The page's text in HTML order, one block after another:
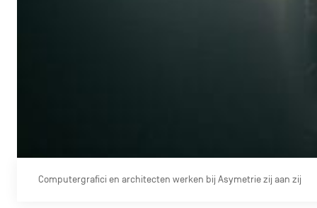
Computergrafici en architecten werken bij Asymetrie zij aan zij